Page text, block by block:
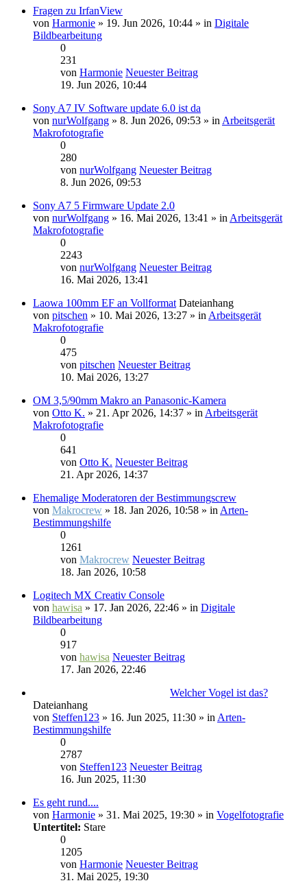
Fragen zu IrfanView
von Harmonie » 19. Jun 2026, 10:44 » in Digitale
Bildbearbeitung
0
231
von Harmonie Neuester Beitrag
19. Jun 2026, 10:44
Sony A7 IV Software update 6.0 ist da
von nurWolfgang » 8. Jun 2026, 09:53 » in Arbeitsgerät
Makrofotografie
0
280
von nurWolfgang Neuester Beitrag
8. Jun 2026, 09:53
Sony A7 5 Firmware Update 2.0
von nurWolfgang » 16. Mai 2026, 13:41 » in Arbeitsgerät
Makrofotografie
0
2243
von nurWolfgang Neuester Beitrag
16. Mai 2026, 13:41
Laowa 100mm EF an Vollformat Dateianhang
von pitschen » 10. Mai 2026, 13:27 » in Arbeitsgerät
Makrofotografie
0
475
von pitschen Neuester Beitrag
10. Mai 2026, 13:27
OM 3,5/90mm Makro an Panasonic-Kamera
von Otto K. » 21. Apr 2026, 14:37 » in Arbeitsgerät
Makrofotografie
0
641
von Otto K. Neuester Beitrag
21. Apr 2026, 14:37
Ehemalige Moderatoren der Bestimmungscrew
von Makrocrew » 18. Jan 2026, 10:58 » in Arten-
Bestimmungshilfe
0
1261
von Makrocrew Neuester Beitrag
18. Jan 2026, 10:58
Logitech MX Creativ Console
von hawisa » 17. Jan 2026, 22:46 » in Digitale
Bildbearbeitung
0
917
von hawisa Neuester Beitrag
17. Jan 2026, 22:46
Welcher Vogel ist das?
Dateianhang
von Steffen123 » 16. Jun 2025, 11:30 » in Arten-
Bestimmungshilfe
0
2787
von Steffen123 Neuester Beitrag
16. Jun 2025, 11:30
Es geht rund....
von Harmonie » 31. Mai 2025, 19:30 » in Vogelfotografie
Untertitel: Stare
0
1205
von Harmonie Neuester Beitrag
31. Mai 2025, 19:30